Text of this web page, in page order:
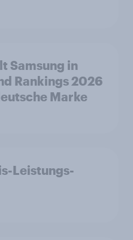
Samsung in
Rankings 2026
Marke
Leistungs-